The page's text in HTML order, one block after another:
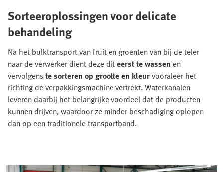
Sorteeroplossingen voor delicate
behandeling
Na het bulktransport van fruit en groenten van bij de teler
naar de verwerker dient deze diteerst te wassen en
vervolgenste sorteren op grootte en kleurvooraleer het
richting de verpakkingsmachine vertrekt. Waterkanalen
leveren daarbij het belangrijke voordeel dat de producten
kunnen drijven, waardoor ze minder beschadiging oplopen
dan op een traditionele transportband.